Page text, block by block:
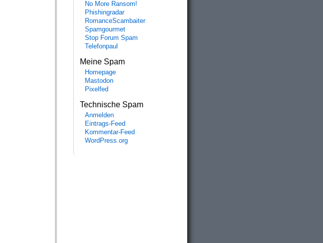
No More Ransom!
Phishingradar
RomanceScambaiter
Spamgourmet
Stop Forum Spam
Telefonpaul
Meine Spam
Homepage
Mastodon
Pixelfed
Technische Spam
Anmelden
Eintrags-Feed
Kommentar-Feed
WordPress.org